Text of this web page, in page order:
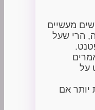
מעשיים
הרי שעל
על
יותר אם